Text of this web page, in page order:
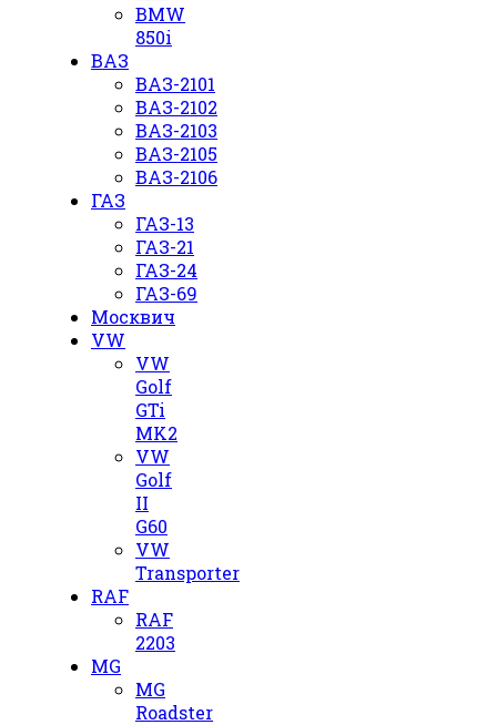
BMW
850i
ВАЗ
ВАЗ-2101
ВАЗ-2102
ВАЗ-2103
ВАЗ-2105
ВАЗ-2106
ГАЗ
ГАЗ-13
ГАЗ-21
ГАЗ-24
ГАЗ-69
Москвич
VW
VW
Golf
GTi
MK2
VW
Golf
II
G60
VW
Transporter
RAF
RAF
2203
MG
MG
Roadster